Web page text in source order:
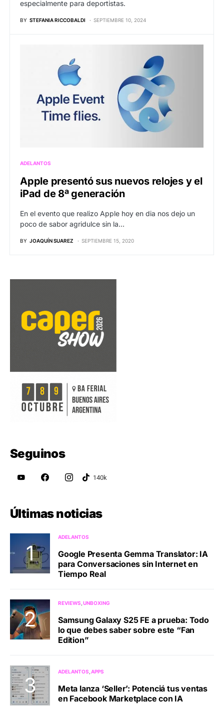
especialmente para deportistas.
BY STEFANIA RICCOBALDI SEPTIEMBRE 10, 2024
ADELANTOS
Apple presentó sus nuevos relojes y el
iPad de 8ª generación
En el evento que realizo Apple hoy en dia nos dejo un
poco de sabor agridulce sin la…
BY JOAQUÍN SUAREZ SEPTIEMBRE 15, 2020
Seguinos
Últimas noticias
ADELANTOS
Google Presenta Gemma Translator: IA
para Conversaciones sin Internet en
Tiempo Real
REVIEWS UNBOXING
Samsung Galaxy S25 FE a prueba: Todo
lo que debes saber sobre este “Fan
Edition”
ADELANTOS APPS
Meta lanza ‘Seller’: Potenciá tus ventas
en Facebook Marketplace con IA